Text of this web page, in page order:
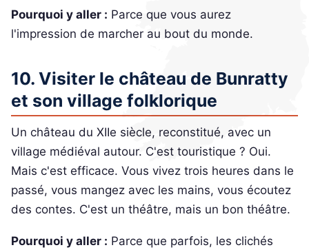
Pourquoi y aller : Parce que vous aurez
l'impression de marcher au bout du monde.
10. Visiter le château de Bunratty
et son village folklorique
Un château du XIIe siècle, reconstitué, avec un
village médiéval autour. C'est touristique ? Oui.
Mais c'est efficace. Vous vivez trois heures dans le
passé, vous mangez avec les mains, vous écoutez
des contes. C'est un théâtre, mais un bon théâtre.
Pourquoi y aller : Parce que parfois, les clichés